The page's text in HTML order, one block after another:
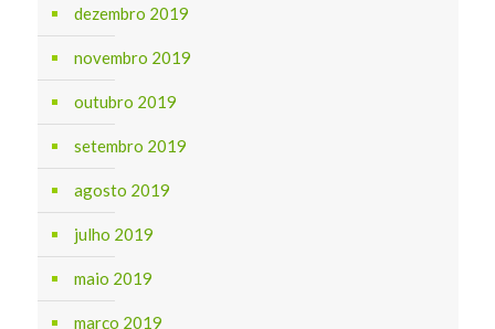
dezembro 2019
novembro 2019
outubro 2019
setembro 2019
agosto 2019
julho 2019
maio 2019
março 2019